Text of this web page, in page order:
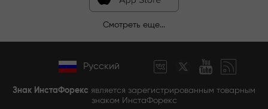
Смотреть еще...
Русский
Знак ИнстаФорекс является зарегистрированным товарным
знаком ИнстаФорекс